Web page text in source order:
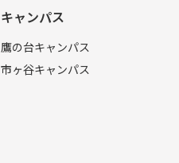
キャンパス
鷹の台キャンパス
市ヶ谷キャンパス